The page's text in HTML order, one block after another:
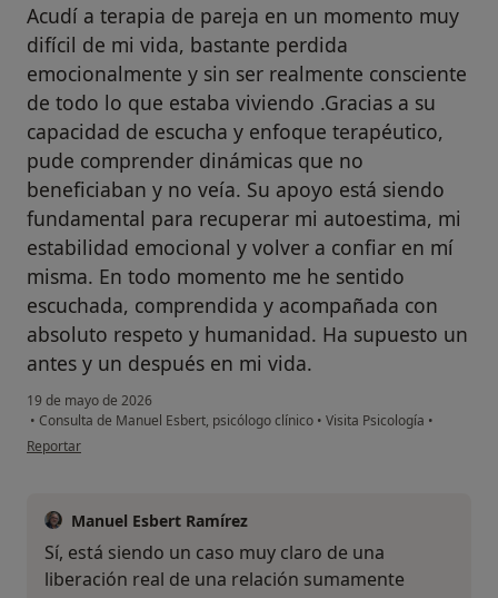
Acudí a terapia de pareja en un momento muy
difícil de mi vida, bastante perdida
emocionalmente y sin ser realmente consciente
de todo lo que estaba viviendo .Gracias a su
capacidad de escucha y enfoque terapéutico,
pude comprender dinámicas que no
beneficiaban y no veía. Su apoyo está siendo
fundamental para recuperar mi autoestima, mi
estabilidad emocional y volver a confiar en mí
misma. En todo momento me he sentido
escuchada, comprendida y acompañada con
absoluto respeto y humanidad. Ha supuesto un
antes y un después en mi vida.
19 de mayo de 2026
• Consulta de Manuel Esbert, psicólogo clínico • Visita Psicología •
en opinión del usuario G.P
Reportar
Manuel Esbert Ramírez
Sí, está siendo un caso muy claro de una
liberación real de una relación sumamente